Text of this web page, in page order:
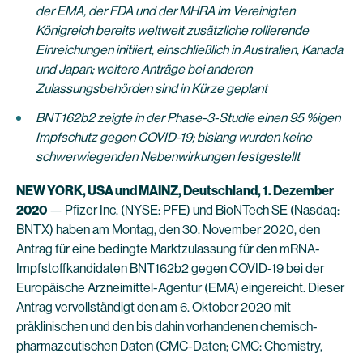
der EMA, der FDA und der MHRA im Vereinigten
Königreich bereits weltweit zusätzliche rollierende
Einreichungen initiiert, einschließlich in Australien, Kanada
und Japan; weitere Anträge bei anderen
Zulassungsbehörden sind in Kürze geplant
BNT162b2 zeigte in der Phase-3-Studie einen 95 %igen
Impfschutz gegen COVID-19; bislang wurden keine
schwerwiegenden Nebenwirkungen festgestellt
NEW YORK, USA und MAINZ, Deutschland, 1. Dezember
2020 — Pfizer Inc. (NYSE: PFE) und BioNTech SE (Nasdaq:
BNTX) haben am Montag, den 30. November 2020, den
Antrag für eine bedingte Marktzulassung für den mRNA-
Impfstoffkandidaten BNT162b2 gegen COVID-19 bei der
Europäische Arzneimittel-Agentur (EMA) eingereicht. Dieser
Antrag vervollständigt den am 6. Oktober 2020 mit
präklinischen und den bis dahin vorhandenen chemisch-
pharmazeutischen Daten (CMC-Daten; CMC: Chemistry,